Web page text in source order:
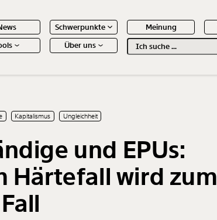
Schwerpunkte Meinung
Über uns
Kapitalismus Ungleichheit
und EPUs:
Härtefall wird zum